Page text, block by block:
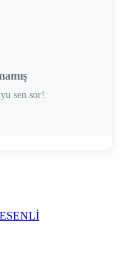
sen sor!